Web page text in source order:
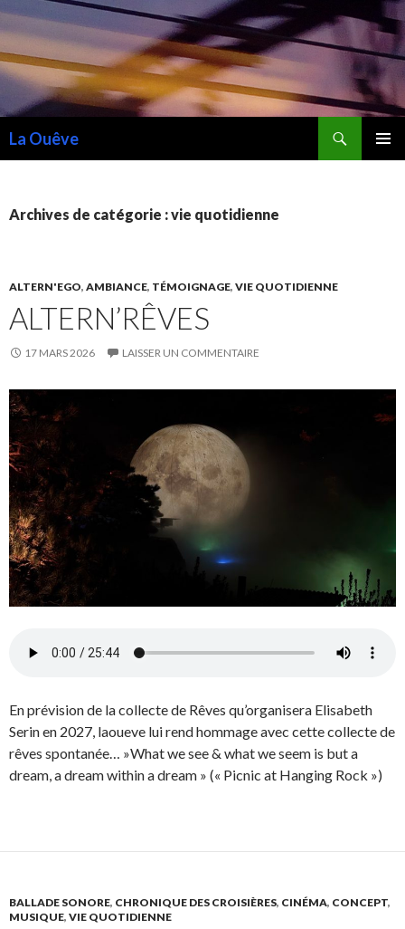
La Ouêve
Archives de catégorie : vie quotidienne
ALTERN'EGO, AMBIANCE, TÉMOIGNAGE, VIE QUOTIDIENNE
ALTERN’RÊVES
17 MARS 2026 LAISSER UN COMMENTAIRE
En prévision de la collecte de Rêves qu’organisera Elisabeth
Serin en 2027, laoueve lui rend hommage avec cette collecte de
rêves spontanée… »What we see & what we seem is but a
dream, a dream within a dream » (« Picnic at Hanging Rock »)
BALLADE SONORE, CHRONIQUE DES CROISIÈRES, CINÉMA, CONCEPT,
MUSIQUE, VIE QUOTIDIENNE